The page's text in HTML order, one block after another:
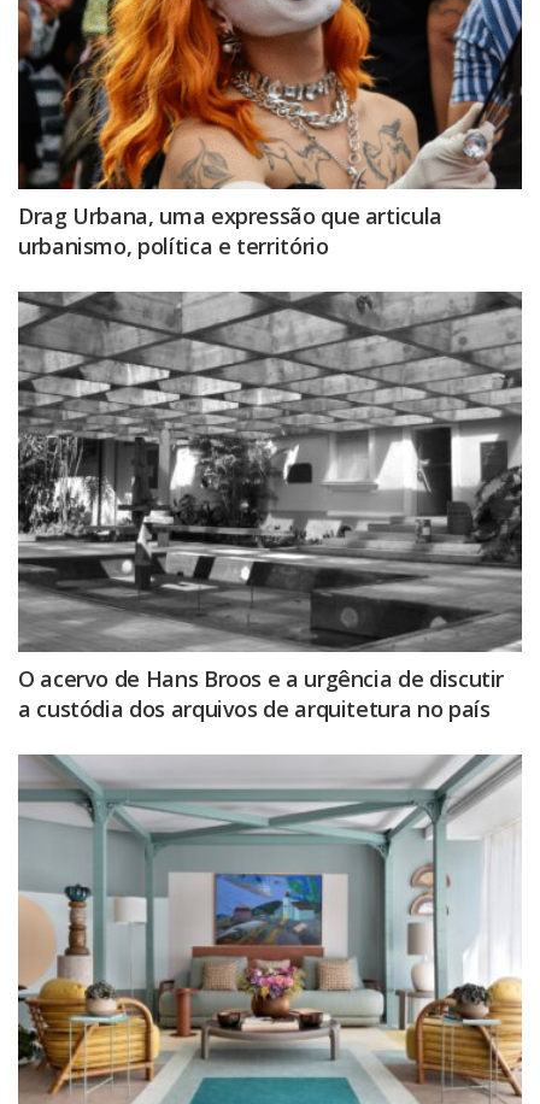
Drag Urbana, uma expressão que articula
urbanismo, política e território
O acervo de Hans Broos e a urgência de discutir
a custódia dos arquivos de arquitetura no país